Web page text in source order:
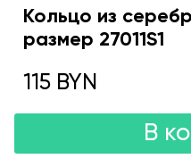
Кольцо из
размер 27011S1
115 BYN
В